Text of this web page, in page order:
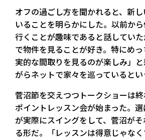
オフの過ごし方を聞かれると、新
いることを明らかにした。以前か
行くことが趣味であると話してい
で物件を見ることが好き。特にめ
実的な間取りを見るのが楽しみ」
がらネットで家々を巡っているとい
菅沼節を交えつつトークショーは
ポイントレッスン会が始まった。
が実際にスイングをして、菅沼が
る形だ。「レッスンは得意じゃな